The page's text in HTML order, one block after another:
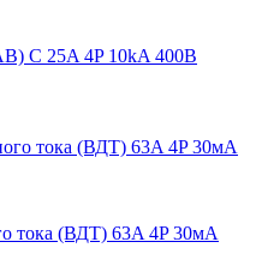
C 25A 4P 10kA 400В
тока (ВДТ) 63A 4P 30мА